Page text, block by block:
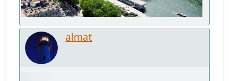
almat